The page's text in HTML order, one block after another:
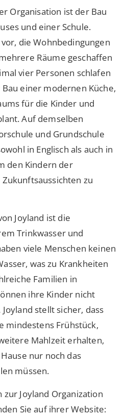
Organisation ist der Bau
und einer Schule.
die Wohnbedingungen
Räume geschaffen
vier Personen schlafen
einer modernen Küche,
für die Kinder und
Auf demselben
und Grundschule
in Englisch als auch in
den Kindern der
zu
Joyland ist die
Trinkwasser und
viele Menschen keinen
was zu Krankheiten
Familien in
ihre Kinder nicht
stellt sicher, dass
mindestens Frühstück,
Mahlzeit erhalten,
nur noch das
müssen.
Joyland Organization
Sie auf ihrer Website: